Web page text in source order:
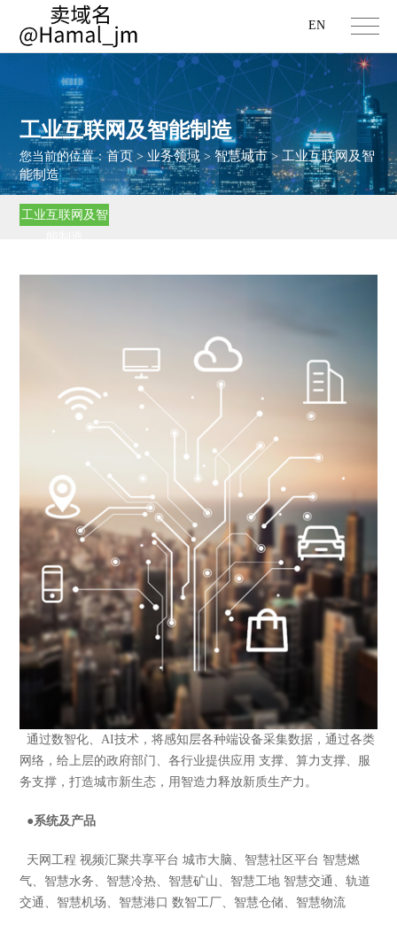
EN
工业互联网及智能制造
您当前的位置：首页>业务领域 >智慧城市>工业互联网及智
能制造
工业互联网及智
通过数智化、AI技术，将感知层各种端设备采集数据，通过各类
网络，给上层的政府部门、各行业提供应用 支撑、算力支撑、服
务支撑，打造城市新生态，用智造力释放新质生产力。
●系统及产品
天网工程 视频汇聚共享平台 城市大脑、智慧社区平台 智慧燃
气、智慧水务、智慧冷热、智慧矿山、智慧工地 智慧交通、轨道
交通、智慧机场、智慧港口 数智工厂、智慧仓储、智慧物流